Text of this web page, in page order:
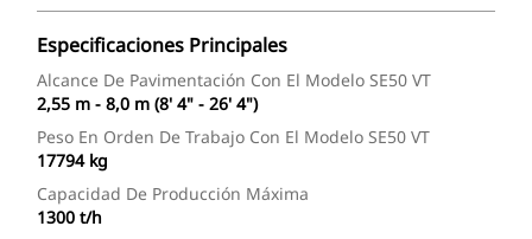
Especificaciones Principales
Alcance De Pavimentación Con El Modelo SE50 VT
2,55 m - 8,0 m (8' 4" - 26' 4")
Peso En Orden De Trabajo Con El Modelo SE50 VT
17794 kg
Capacidad De Producción Máxima
1300 t/h